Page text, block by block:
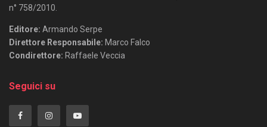
n° 758/2010.
Editore: Armando Serpe
Direttore Responsabile: Marco Falco
Condirettore: Raffaele Veccia
Seguici su